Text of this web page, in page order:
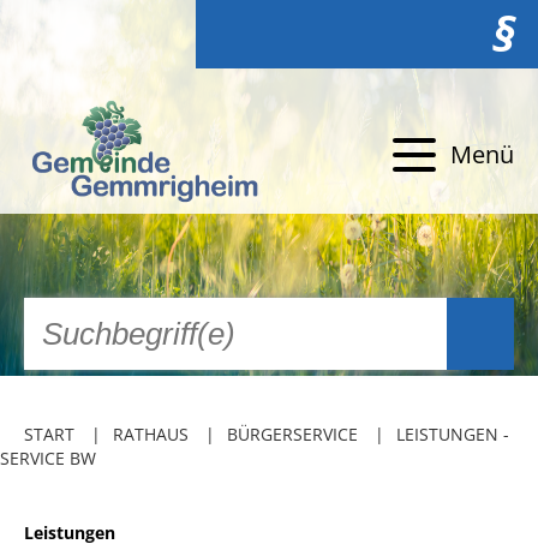
§
Menü
START RATHAUS BÜRGERSERVICE
LEISTUNGEN -
SERVICE BW
Leistungen